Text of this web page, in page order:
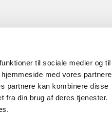
til sociale medier og til
med vores partnere
partnere kan kombinere disse
fra din brug af deres tjenester.